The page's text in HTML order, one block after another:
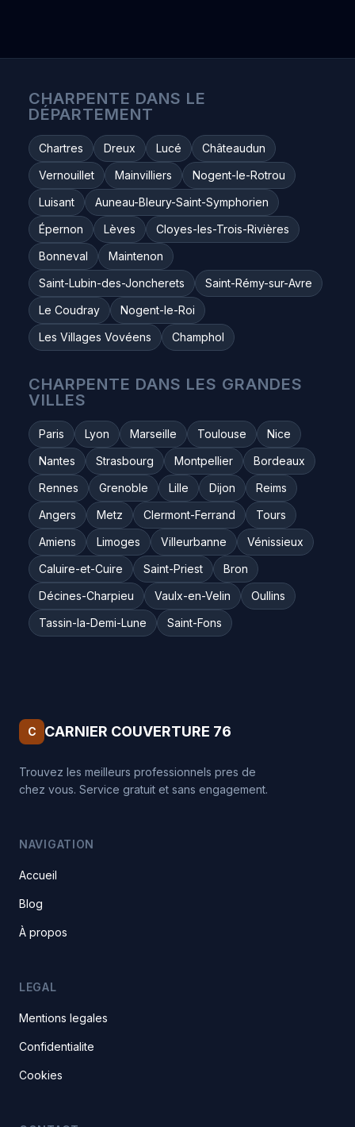
CHARPENTE DANS LE
DÉPARTEMENT
Chartres Dreux Lucé
Châteaudun
Vernouillet
Mainvilliers
Nogent-le-Rotrou
Luisant
Auneau-Bleury-Saint-Symphorien
Épernon
Lèves
Cloyes-les-Trois-Rivières
Bonneval
Maintenon
Saint-Lubin-des-Joncherets
Saint-Rémy-sur-Avre
Le Coudray
Nogent-le-Roi
Les Villages Vovéens
Champhol
CHARPENTE DANS LES GRANDES
VILLES
Paris Lyon Marseille Toulouse
Nice
Nantes
Strasbourg Montpellier
Bordeaux
Rennes
Grenoble Lille Dijon
Reims
Angers
Metz Clermont-Ferrand
Tours
Amiens
Limoges Villeurbanne
Vénissieux
Caluire-et-Cuire
Saint-Priest
Bron
Décines-Charpieu
Vaulx-en-Velin
Oullins
Tassin-la-Demi-Lune
Saint-Fons
C CARNIER COUVERTURE 76
Trouvez les meilleurs professionnels pres de
chez vous. Service gratuit et sans engagement.
NAVIGATION
Accueil
Blog
À propos
LEGAL
Mentions legales
Confidentialite
Cookies